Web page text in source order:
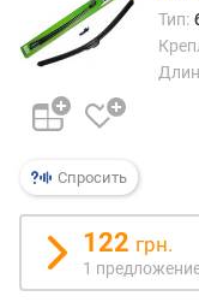
е
с
т
у
п
е
д
л
о
ж
Спросить
Тип:
122 грн.
1